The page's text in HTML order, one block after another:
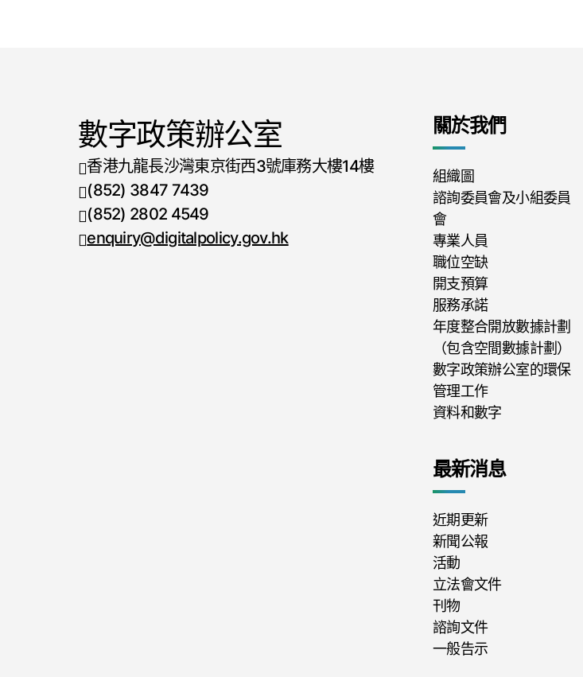
數字政策辦公室
香港九龍長沙灣東京街西3號庫務大樓14樓
電話號碼
(852) 3847 7439
傳真號碼
(852) 2802 4549
enquiry@digitalpolicy.gov.hk
關於我們
組織圖
諮詢委員會及小組委員
會
專業人員
職位空缺
開支預算
服務承諾
年度整合開放數據計劃
（包含空間數據計劃）
數字政策辦公室的環保
管理工作
資料和數字
最新消息
近期更新
新聞公報
活動
立法會文件
刊物
諮詢文件
一般告示